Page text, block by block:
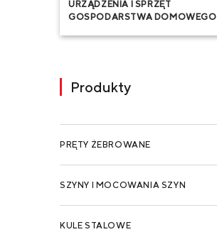
URZĄDZENIA I SPRZĘT
GOSPODARSTWA DOMOWEGO
Produkty
PRĘTY ŻEBROWANE
SZYNY I MOCOWANIA SZYN
KULE STALOWE